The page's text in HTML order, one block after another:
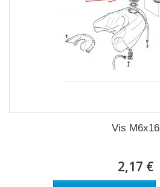
Vis M6x16
2,17 €